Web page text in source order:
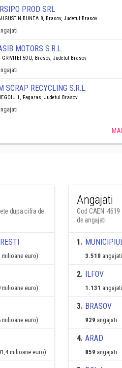
PROD SRL
BUNEA 8, Brasov, Judetul Brasov
MOTORS S.R.L.
GRIVITEI 50 D, Brasov, Judetul Brasov
SCRAP RECYCLING S.R.L.
1, Fagaras, Judetul Brasov
dupa cifra de
milioane euro)
milioane euro)
milioane euro)
milioane euro)
Angajati
Cod CAEN:
de angajati
1.
3.510 angajati
2. ILFOV
1.131 angajati
3. BRASOV
929 angajati
4. ARAD
859 angajati